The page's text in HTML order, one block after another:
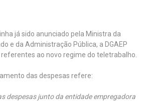
já sido anunciado pela Ministra da
e da Administração Pública, a DGAEP
referentes ao novo regime do teletrabalho.
das despesas refere:
despesas junto da entidade empregadora